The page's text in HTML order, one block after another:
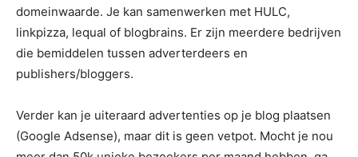
domeinwaarde. Je kan samenwerken met HULC,
linkpizza, lequal of blogbrains. Er zijn meerdere bedrijven
die bemiddelen tussen adverterdeers en
publishers/bloggers.
Verder kan je uiteraard advertenties op je blog plaatsen
(Google Adsense), maar dit is geen vetpot. Mocht je nou